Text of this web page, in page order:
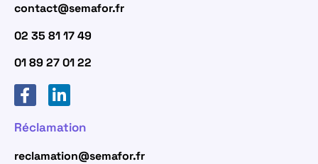
contact@semafor.fr
02 35 81 17 49
01 89 27 01 22
Réclamation
reclamation@semafor.fr